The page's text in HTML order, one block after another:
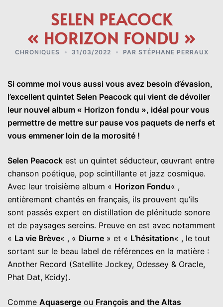
SELEN PEACOCK
« HORIZON FONDU »
CHRONIQUES 31/03/2022 PAR STÉPHANE PERRAUX
Si comme moi vous aussi vous avez besoin d’évasion,
l’excellent quintet Selen Peacock qui vient de dévoiler
leur nouvel album « Horizon fondu », idéal pour vous
permettre de mettre sur pause vos paquets de nerfs et
vous emmener loin de la morosité !
Selen Peacock est un quintet séducteur, œuvrant entre
chanson poétique, pop scintillante et jazz cosmique.
Avec leur troisième album « Horizon Fondu« ,
entièrement chantés en français, ils prouvent qu’ils
sont passés expert en distillation de plénitude sonore
et de paysages sereins. Preuve en est avec notamment
« La vie Brève« , « Diurne » et « L’hésitation« , le tout
sortant sur le beau label de références en la matière :
Another Record (Satellite Jockey, Odessey & Oracle,
Phat Dat, Kcidy).
Comme Aquaserge ou François and the Altas